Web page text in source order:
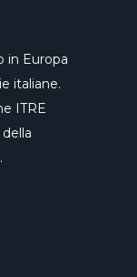
in Europa
italiane.
ITRE